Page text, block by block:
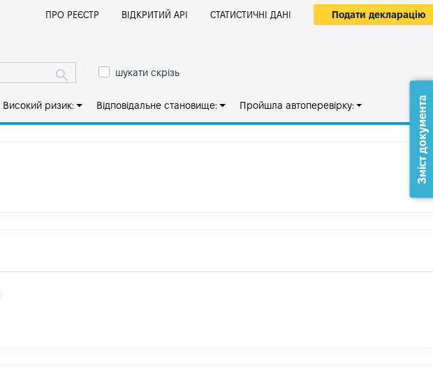
ПРО РЕЄСТР ВІДКРИТИЙ АРІ СТАТИСТИЧНІ ДАНІ Подати декларацію
шукати скрізь
Високий ризик: Відповідальне становище: Пройшла автоперевірку: Зміст документа